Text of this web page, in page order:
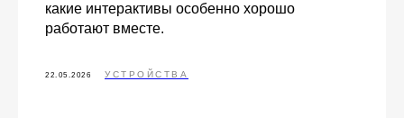
какие интерактивы особенно хорошо
работают вместе.
22.05.2026 УСТРОЙСТВА